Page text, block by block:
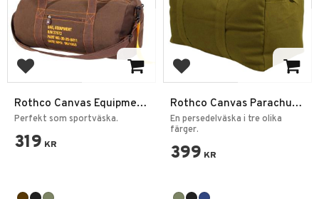
Add to favorites
Rothco Canvas Equipment
Bag
Perfekt som sportväska.
319 KR
Add to favorites
Rothco Canvas Parachute
Cargobag Large
En persedelväska i tre olika
färger.
399 KR